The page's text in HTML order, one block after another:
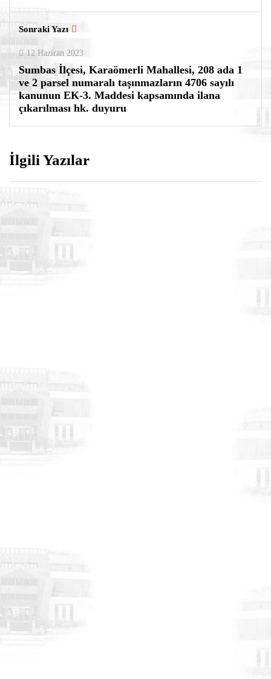
Sonraki Yazı
12 Haziran 2023
Sumbas İlçesi, Karaömerli Mahallesi, 208 ada 1
ve 2 parsel numaralı taşınmazların 4706 sayılı
kanunun EK-3. Maddesi kapsamında ilana
çıkarılması hk. duyuru
İlgili Yazılar
DUYURULAR
6 Ağustos 2026